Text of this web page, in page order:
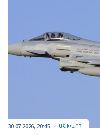
30.07.2026, 20:45 ԱՇԽԱՐՀ